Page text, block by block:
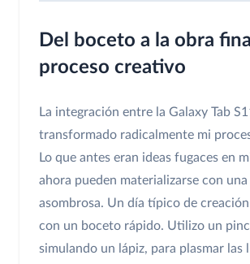
Del boceto a la obra
proceso creativo
La integración entre la Galaxy Tab
transformado radicalmente mi
Lo que antes eran ideas fugaces en
ahora pueden materializarse con
asombrosa. Un día típico de
con un boceto rápido. Utilizo un
simulando un lápiz, para plasmar las